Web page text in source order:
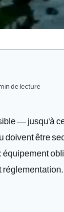
de lecture
— jusqu'à
doivent être